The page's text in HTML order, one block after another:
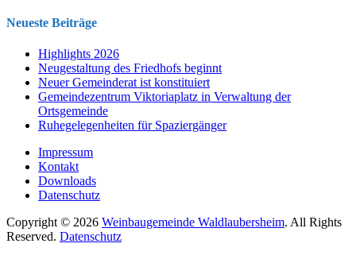
Neueste Beiträge
Highlights 2026
Neugestaltung des Friedhofs beginnt
Neuer Gemeinderat ist konstituiert
Gemeindezentrum Viktoriaplatz in Verwaltung der
Ortsgemeinde
Ruhegelegenheiten für Spaziergänger
Impressum
Kontakt
Downloads
Datenschutz
Copyright © 2026 Weinbaugemeinde Waldlaubersheim. All Rights
Reserved. Datenschutz